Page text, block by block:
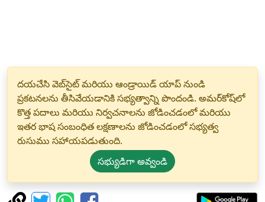
దయచేసి వెబ్‌సైట్ మరియు ఆండ్రాయిడ్ యాప్ నుండి
ప్రకటనలను తీసివేయడానికి సభ్యత్వాన్ని పొందండి. అమర్‌కోష్‌లో
కొత్త పదాలు మరియు నిర్వచనాలను జోడించడంలో మరియు
ఇతర భాష సంబంధిత లక్షణాలను జోడించడంలో సభ్యత్వ
రుసుము సహాయపడుతుంది.
సభ్యుడిగా అవ్వండి